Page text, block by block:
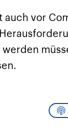
Republik Iran – ist
von einem
Religionsführer
regierter Staat im
Osten. Eine
zu Israel und zu den
Staatsideologie
vor